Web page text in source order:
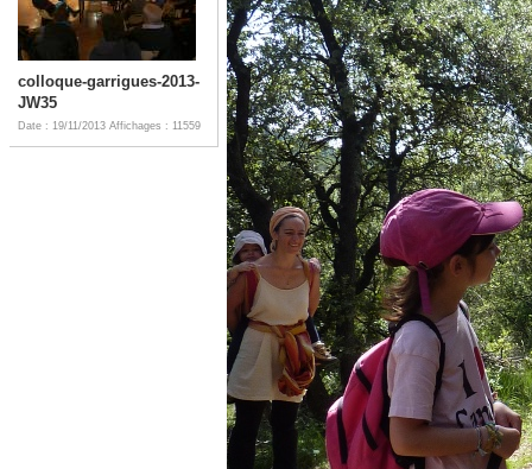
colloque-garrigues-2013-
JW35
Date : 19/11/2013 Affichages : 11559